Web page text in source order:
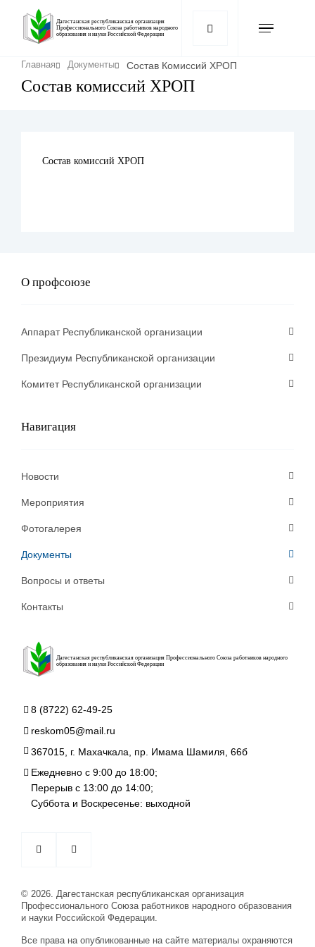
Перейти
основному
Дагестанская республиканская организация
Профессионального Союза работников народного
образования и науки Российской Федерации
Строка
навигации
Главная Документы Состав Комиссий ХРОП
Состав комиссий ХРОП
Состав комиссий ХРОП
Дагестанская республиканская организация Профессионального Союза работников народного
образования и науки Российской Федерации
8 (8722) 62-49-25
reskom05@mail.ru
367015, г. Махачкала, пр. Имама Шамиля, 66б
Ежедневно с 9:00 до 18:00;
Перерыв с 13:00 до 14:00;
Суббота и Воскресенье: выходной
О профсоюзе
Аппарат Республиканской организации
Президиум Республиканской организации
Комитет Республиканской организации
Навигация
Новости
Мероприятия
Фотогалерея
Документы
Вопросы и ответы
Контакты
© 2026. Дагестанская республиканская организация
Профессионального Союза работников народного образования
и науки Российской Федерации.
Все права на опубликованные на сайте материалы охраняются